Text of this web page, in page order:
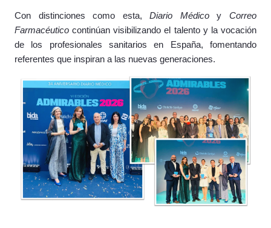
Con distinciones como esta,Diario MédicoyCorreo
Farmacéutico continúan visibilizando el talento y la vocación
de los profesionales sanitarios en España, fomentando
referentes que inspiran a las nuevas generaciones.